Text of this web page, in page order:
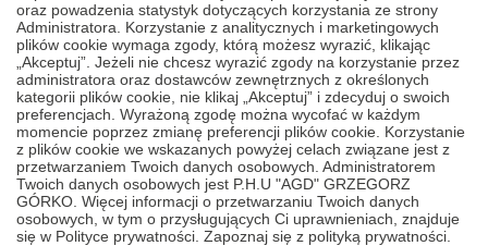
stacyjkę, dopasowując nowe części do Twojego klucza.
Cena
449,00 PLN DODAJ DO KOSZYKA
W cenie zawarte jest:
oraz powadzenia statystyk dotyczących korzystania ze strony
Administratora. Korzystanie z analitycznych i marketingowych
plików cookie wymaga zgody, którą możesz wyrazić, klikając
„Akceptuj”. Jeżeli nie chcesz wyrazić zgody na korzystanie przez
administratora oraz dostawców zewnętrznych z określonych
kategorii plików cookie, nie klikaj „Akceptuj” i zdecyduj o swoich
preferencjach. Wyrażoną zgodę można wycofać w każdym
momencie poprzez zmianę preferencji plików cookie. Korzystanie
z plików cookie we wskazanych powyżej celach związane jest z
przetwarzaniem Twoich danych osobowych. Administratorem
Twoich danych osobowych jest P.H.U "AGD" GRZEGORZ
GÓRKO. Więcej informacji o przetwarzaniu Twoich danych
osobowych, w tym o przysługujących Ci uprawnieniach, znajduje
się w Polityce prywatności. Zapoznaj się z polityką prywatności.